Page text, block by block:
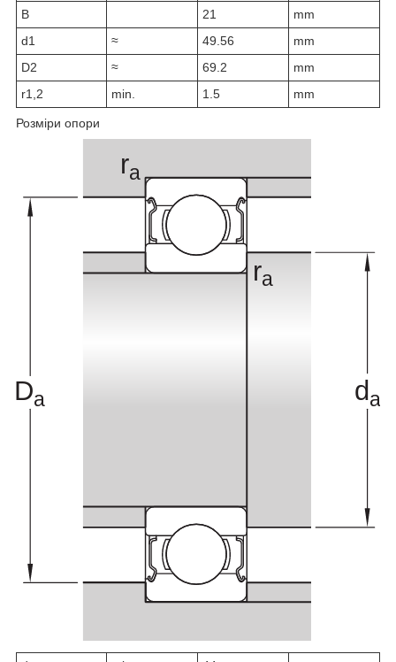
B
21
mm
d1 ≈ 49.56
mm
D2 ≈ 69.2
mm
r1,2 min. 1.5 mm
Розміри опори